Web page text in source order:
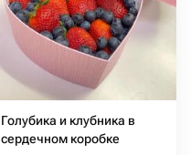
Голубика и клубника в
сердечном коробке